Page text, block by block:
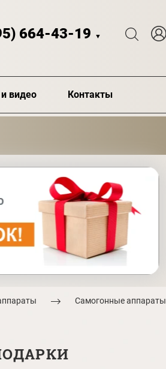
664-43-19 ▼
видео Контакты
Самогонные аппараты